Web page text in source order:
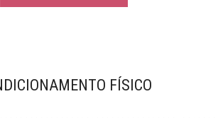
FÍSICO